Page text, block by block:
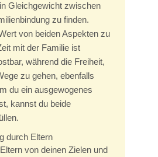
Gleichgewicht zwischen
zu finden.
von beiden Aspekten zu
mit der Familie ist
während die Freiheit,
zu gehen, ebenfalls
du ein ausgewogenes
kannst du beide
durch Eltern
von deinen Zielen und